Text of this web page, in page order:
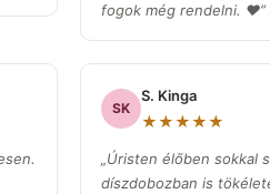
fogok még rendelni. ❤️”
SK
S. Kinga
★★★★★
„Úristen élőben sokkal
díszdobozban is